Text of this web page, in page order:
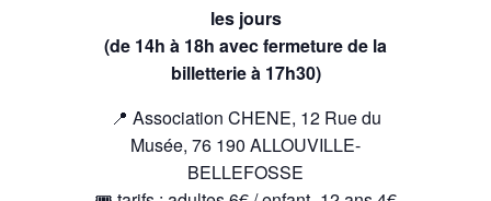
les jours
(de 14h à 18h avec fermeture de la
billetterie à 17h30)
📍 Association CHENE, 12 Rue du
Musée, 76 190 ALLOUVILLE-
BELLEFOSSE